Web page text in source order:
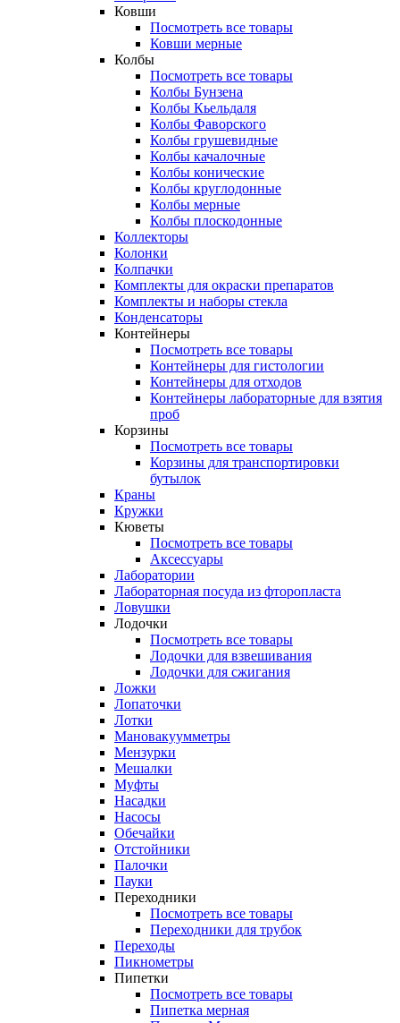
Ковши
Посмотреть все товары
Ковши мерные
Колбы
Посмотреть все товары
Колбы Бунзена
Колбы Кьельдаля
Колбы Фаворского
Колбы грушевидные
Колбы качалочные
Колбы конические
Колбы круглодонные
Колбы мерные
Колбы плоскодонные
Коллекторы
Колонки
Колпачки
Комплекты для окраски препаратов
Комплекты и наборы стекла
Конденсаторы
Контейнеры
Посмотреть все товары
Контейнеры для гистологии
Контейнеры для отходов
Контейнеры лабораторные для взятия
проб
Корзины
Посмотреть все товары
Корзины для транспортировки
бутылок
Краны
Кружки
Кюветы
Посмотреть все товары
Аксессуары
Лаборатории
Лабораторная посуда из фторопласта
Ловушки
Лодочки
Посмотреть все товары
Лодочки для взвешивания
Лодочки для сжигания
Ложки
Лопаточки
Лотки
Мановакуумметры
Мензурки
Мешалки
Муфты
Насадки
Насосы
Обечайки
Отстойники
Палочки
Пауки
Переходники
Посмотреть все товары
Переходники для трубок
Переходы
Пикнометры
Пипетки
Посмотреть все товары
Пипетка мерная